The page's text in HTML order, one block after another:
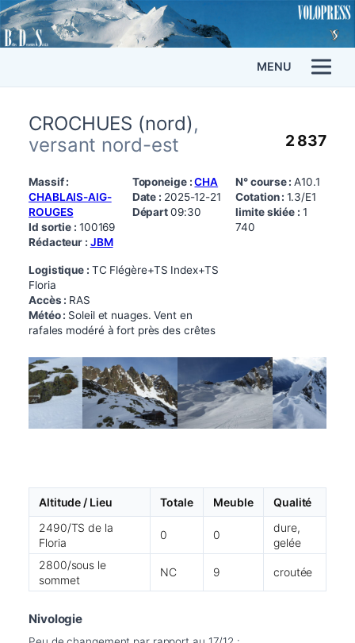
MENU
CROCHUES (nord),
versant nord-est
2 837
Massif :
CHABLAIS-AIG-
ROUGES
Id sortie : 100169
Rédacteur : JBM
Toponeige :CHA
Date : 2025-12-21
Départ09:30
N° course :A10.1
Cotation :1.3/E1
limite skiée : 1
740
Logistique : TC Flégère+TS Index+TS
Floria
Accès : RAS
Météo : Soleil et nuages. Vent en
rafales modéré à fort près des crêtes
Altitude / Lieu Totale Meuble
Qualité
2490/TS de la
Floria
0 0
dure,
gelée
2800/sous le
sommet
NC 9 croutée
Nivologie